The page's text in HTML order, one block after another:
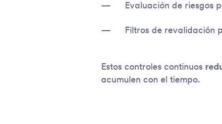
Evaluación de riesgos
Filtros de revalidación
Estos controles continuos
acumulen con el tiempo.